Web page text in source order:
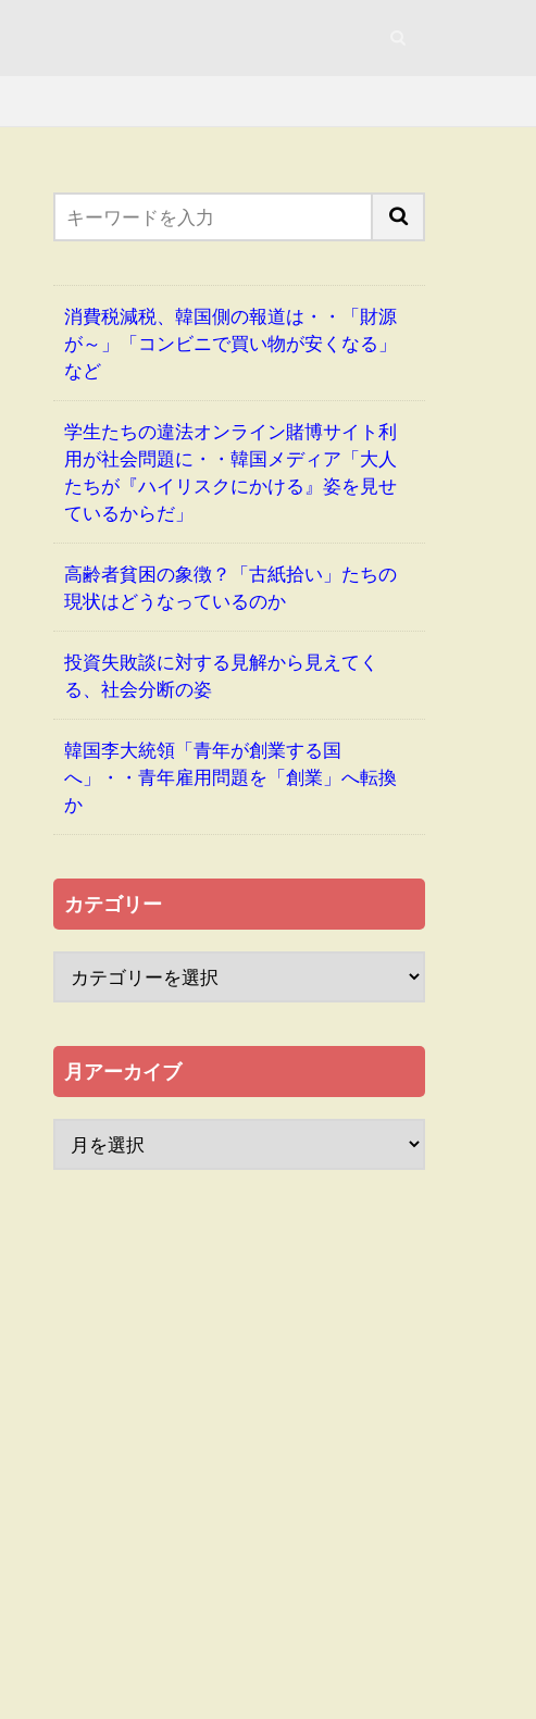
消費税減税、韓国側の報道は・・「財源
が～」「コンビニで買い物が安くなる」
など
学生たちの違法オンライン賭博サイト利
用が社会問題に・・韓国メディア「大人
たちが『ハイリスクにかける』姿を見せ
ているからだ」
高齢者貧困の象徴？「古紙拾い」たちの
現状はどうなっているのか
投資失敗談に対する見解から見えてく
る、社会分断の姿
韓国李大統領「青年が創業する国
へ」・・青年雇用問題を「創業」へ転換
か
カテゴリー
月アーカイブ